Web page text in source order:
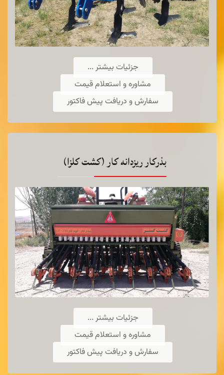
چاپر تك رديفه
طرح كلاس آلمان
قابليت برداشت محصول ذرت در حالت
اطلاعات بیشتر ...
جزئیات بیشتر ...
مشاوره و استعلام قیمت
سفارش و دریافت پیش فاکتور
بذرکار ریزدانه کار (کشت کلزا)
جزئیات بیشتر ...
مشاوره و استعلام قیمت
سفارش و دریافت پیش فاکتور